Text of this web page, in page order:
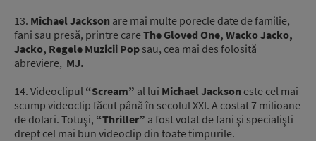
13. Michael Jackson are mai multe porecle date de familie,
fani sau presă, printre careThe Gloved One, Wacko Jacko,
Jacko, Regele Muzicii Pop sau, cea mai des folosită
abreviere, MJ.
14. Videoclipul “Scream” al lui Michael Jackson este cel mai
scump videoclip făcut până în secolul XXI. A costat 7 milioane
de dolari. Totuşi, “Thriller” a fost votat de fani şi specialişti
drept cel mai bun videoclip din toate timpurile.